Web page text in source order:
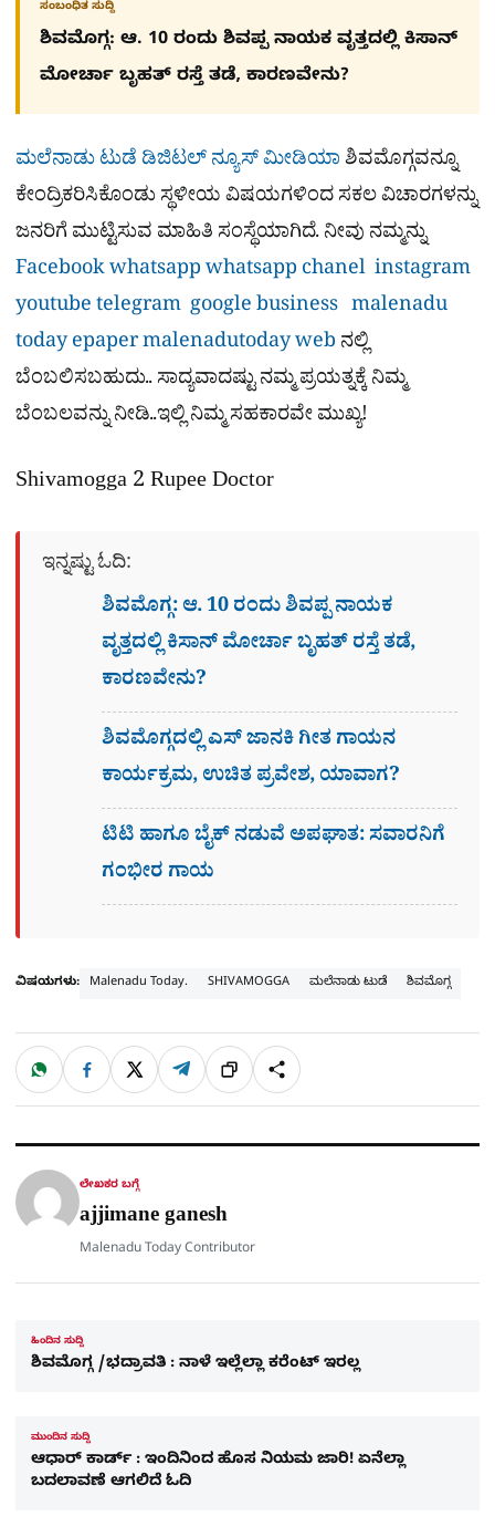
ಸಂಬಂಧಿತ ಸುದ್ದಿ
ಶಿವಮೊಗ್ಗ: ಆ. 10 ರಂದು ಶಿವಪ್ಪ ನಾಯಕ ವೃತ್ತದಲ್ಲಿ ಕಿಸಾನ್
ಮೋರ್ಚಾ ಬೃಹತ್ ರಸ್ತೆ ತಡೆ, ಕಾರಣವೇನು?
ಮಲೆನಾಡು ಟುಡೆ ಡಿಜಿಟಲ್ ನ್ಯೂಸ್ ಮೀಡಿಯಾಶಿವಮೊಗ್ಗವನ್ನೂ
ಕೇಂದ್ರಿಕರಿಸಿಕೊಂಡು ಸ್ಥಳೀಯ ವಿಷಯಗಳಿಂದ ಸಕಲ ವಿಚಾರಗಳನ್ನು
ಜನರಿಗೆ ಮುಟ್ಟಿಸುವ ಮಾಹಿತಿ ಸಂಸ್ಥೆಯಾಗಿದೆ. ನೀವು ನಮ್ಮನ್ನು
Facebookwhatsappwhatsapp chanel instagram
youtubetelegram google business malenadu
today epapermalenadutoday web ನಲ್ಲಿ
ಬೆಂಬಲಿಸಬಹುದು.. ಸಾದ್ಯವಾದಷ್ಟು ನಮ್ಮ ಪ್ರಯತ್ನಕ್ಕೆ ನಿಮ್ಮ
ಬೆಂಬಲವನ್ನು ನೀಡಿ..ಇಲ್ಲಿ ನಿಮ್ಮ ಸಹಕಾರವೇ ಮುಖ್ಯ!
Shivamogga 2 Rupee Doctor
ಇನ್ನಷ್ಟು ಓದಿ:
ಶಿವಮೊಗ್ಗ: ಆ. 10 ರಂದು ಶಿವಪ್ಪ ನಾಯಕ
ವೃತ್ತದಲ್ಲಿ ಕಿಸಾನ್ ಮೋರ್ಚಾ ಬೃಹತ್ ರಸ್ತೆ ತಡೆ,
ಕಾರಣವೇನು?
ಶಿವಮೊಗ್ಗದಲ್ಲಿ ಎಸ್​ ಜಾನಕಿ ಗೀತ ಗಾಯನ
ಕಾರ್ಯಕ್ರಮ, ಉಚಿತ ಪ್ರವೇಶ, ಯಾವಾಗ?
ಟಿಟಿ ಹಾಗೂ ಬೈಕ್ ನಡುವೆ ಅಪಘಾತ: ಸವಾರನಿಗೆ
ಗಂಭೀರ ಗಾಯ
ವಿಷಯಗಳು: Malenadu Today. SHIVAMOGGA ಮಲೆನಾಡು ಟುಡೆ ಶಿವಮೊಗ್ಗ
ಹಂಚಿಕೊಳ್ಳಿ
W
a
t
p
F
c
e
o
X T
l
e
a
ಲಿಂ
ಕ್
S
h
a
ಲೇಖಕರ ಬಗ್ಗೆ
ajjimane ganesh
Malenadu Today Contributor
ಹಿಂದಿನ ಸುದ್ದಿ
ಶಿವಮೊಗ್ಗ /ಭದ್ರಾವತಿ : ನಾಳೆ ಇಲ್ಲೆಲ್ಲಾ ಕರೆಂಟ್ ಇರಲ್ಲ
ಮುಂದಿನ ಸುದ್ದಿ
ಆಧಾರ್​ ಕಾರ್ಡ್​ : ಇಂದಿನಿಂದ ಹೊಸ ನಿಯಮ ಜಾರಿ! ಏನೆಲ್ಲಾ
ಬದಲಾವಣೆ ಆಗಲಿದೆ ಓದಿ